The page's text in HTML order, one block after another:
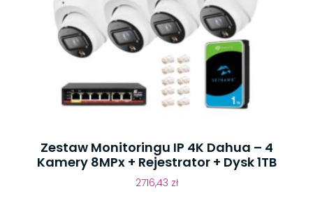
Zestaw Monitoringu IP 4K Dahua – 4
Kamery 8MPx + Rejestrator + Dysk 1TB
2716,43 zł